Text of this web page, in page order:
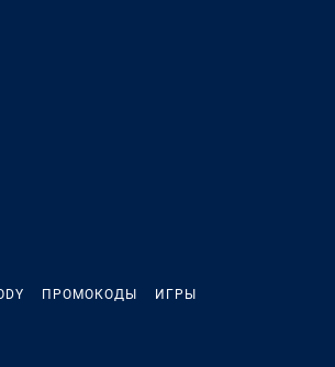
ПРОМОКОДЫ ИГРЫ